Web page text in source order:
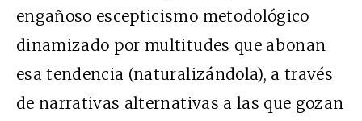
engañoso escepticismo metodológico
dinamizado por multitudes que abonan
esa tendencia (naturalizándola), a través
de narrativas alternativas a las que gozan